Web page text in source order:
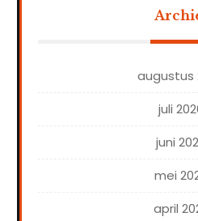
augustus
juli
juni
mei
april